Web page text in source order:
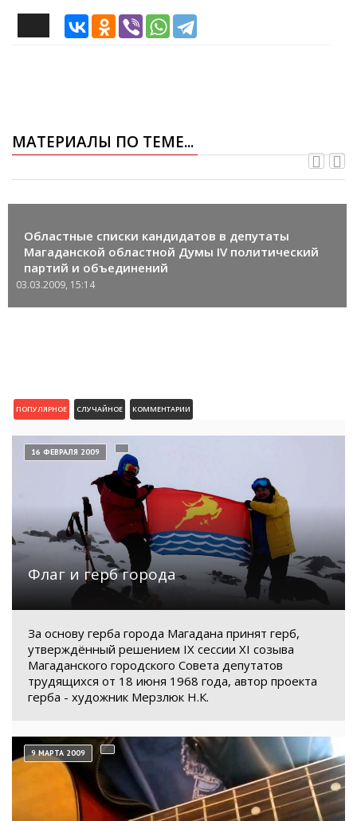
МАТЕРИАЛЫ ПО ТЕМЕ...
Областные списки кандидатов в депутаты
Магаданской областной Думы IV политический
партий и объединений
03.03.2009, 15:14
ПОПУЛЯРНОЕ СЛУЧАЙНОЕ КОММЕНТАРИИ
Флаг и герб города
16 ФЕВРАЛЯ 2009
За основу герба города Магадана принят герб,
утверждённый решением IX сессии XI созыва
Магаданского городского Совета депутатов
трудящихся от 18 июня 1968 года, автор проекта
герба - художник Мерзлюк Н.К.
9 МАРТА 2009